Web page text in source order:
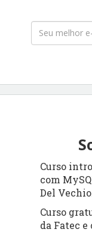
Curso
com
Del
Curso
da Fatec